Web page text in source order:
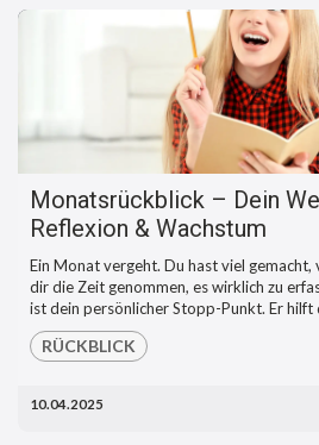
Monatsrückblick – Dein
Reflexion & Wachstum
Ein Monat vergeht. Du hast viel
dir die Zeit genommen, es wirklich zu
ist dein persönlicher Stopp-Punkt. Er hilft
RÜCKBLICK
10.04.2025